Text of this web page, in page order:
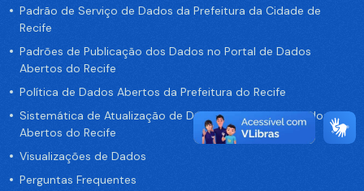
Padrão de Serviço de Dados da Prefeitura da Cidade de
Recife
Padrões de Publicação dos Dados no Portal de Dados
Abertos do Recife
Política de Dados Abertos da Prefeitura do Recife
Sistemática de Atualização de Dados do Portal de Dados
Abertos do Recife
Visualizações de Dados
Perguntas Frequentes